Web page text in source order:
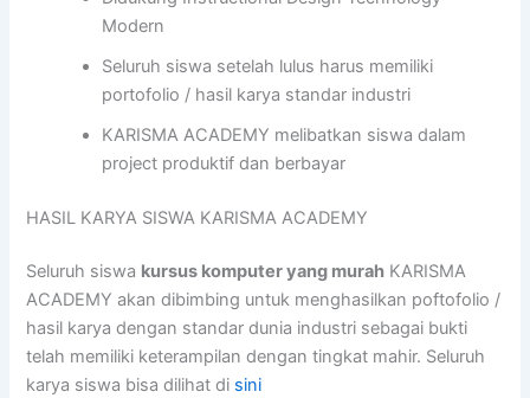
Modern
Seluruh siswa setelah lulus harus memiliki
portofolio / hasil karya standar industri
KARISMA ACADEMY melibatkan siswa dalam
project produktif dan berbayar
HASIL KARYA SISWA KARISMA ACADEMY
Seluruh siswa kursus komputer yang murah KARISMA
ACADEMY akan dibimbing untuk menghasilkan poftofolio /
hasil karya dengan standar dunia industri sebagai bukti
telah memiliki keterampilan dengan tingkat mahir. Seluruh
karya siswa bisa dilihat di sini